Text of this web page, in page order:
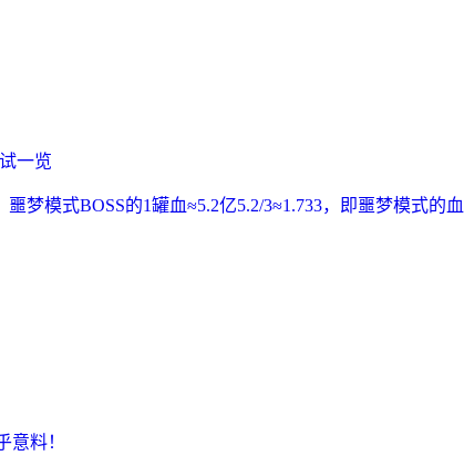
一览
梦模式BOSS的1罐血≈5.2亿5.2/3≈1.733，即噩梦模式的
意料！